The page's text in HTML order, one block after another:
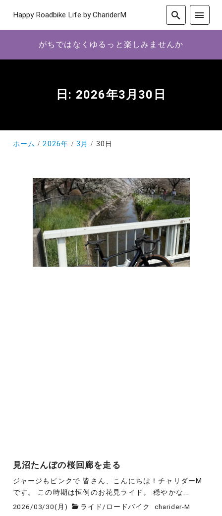
Happy Roadbike Life by ChariderM
がちではなくゆるっと楽しみませんか
日: 2026年3月30日
ホーム 2026年 3月 30日
見沼たんぼの桜回廊を走る
ジャージもピンクで 皆さん、こんにちは！チャリダーM
です。 この時期は恒例のお花見ライド。 穏やかな...
2026/03/30(月) ライド / ロードバイク charider-M